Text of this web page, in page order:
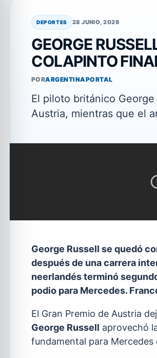
DEPORTES 28 JUNIO, 2026
GEORGE
COLAPINTO
PORARGENTINAPORTAL
El piloto británico
Austria, mientras que el
George Russell se quedó
después de una carrera
neerlandés terminó
podio para Mercedes.
El Gran Premio de Austria
George Russell aprovechó
fundamental para Mercedes